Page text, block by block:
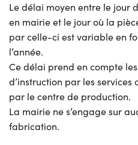
Le délai moyen entre le jour
en mairie et le jour où la
par celle-ci est variable en
l’année.
Ce délai prend en compte
d’instruction par les services
par le centre de production.
La mairie ne s’engage sur
fabrication.